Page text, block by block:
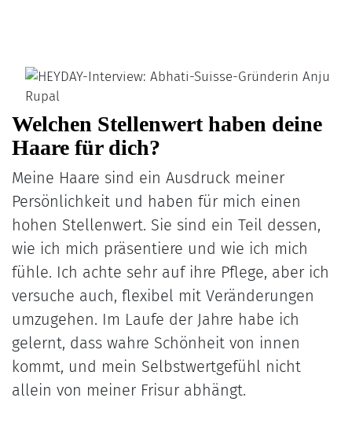
Welchen Stellenwert haben deine
Haare für dich?
Meine Haare sind ein Ausdruck meiner
Persönlichkeit und haben für mich einen
hohen Stellenwert. Sie sind ein Teil dessen,
wie ich mich präsentiere und wie ich mich
fühle. Ich achte sehr auf ihre Pflege, aber ich
versuche auch, flexibel mit Veränderungen
umzugehen. Im Laufe der Jahre habe ich
gelernt, dass wahre Schönheit von innen
kommt, und mein Selbstwertgefühl nicht
allein von meiner Frisur abhängt.